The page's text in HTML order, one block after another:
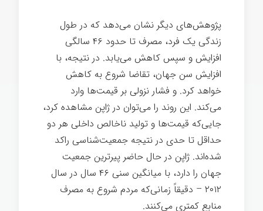
پژوهش‌های دیگر نشان می‌دهد که در طول
زندگی یک فرد، مصرف تا حدود ۴۶ سالگی
افزایش و سپس کاهش می‌یابد. در نتیجه، با
افزایش سن جهان، تقاضا شروع به کاهش
خواهد کرد. و فشار نزولی بر قیمت‌ها وارد
می‌کند. این روند را می‌توان در ژاپن مشاهده کرد،
جایی‌که قیمت‌ها و تولید ناخالص داخلی هر دو
حداقل تا حدی در نتیجه جمعیت‌شناسی راکد
شده‌اند. ژاپن در حال حاضر پیرترین جمعیت
جهان را دارد، با میانگین سنی ۴۶ سال در سال
۲۰۱۲ – دقیقاً زمانی‌که مردم شروع به مصرف
منابع کمتری می‌کنند.